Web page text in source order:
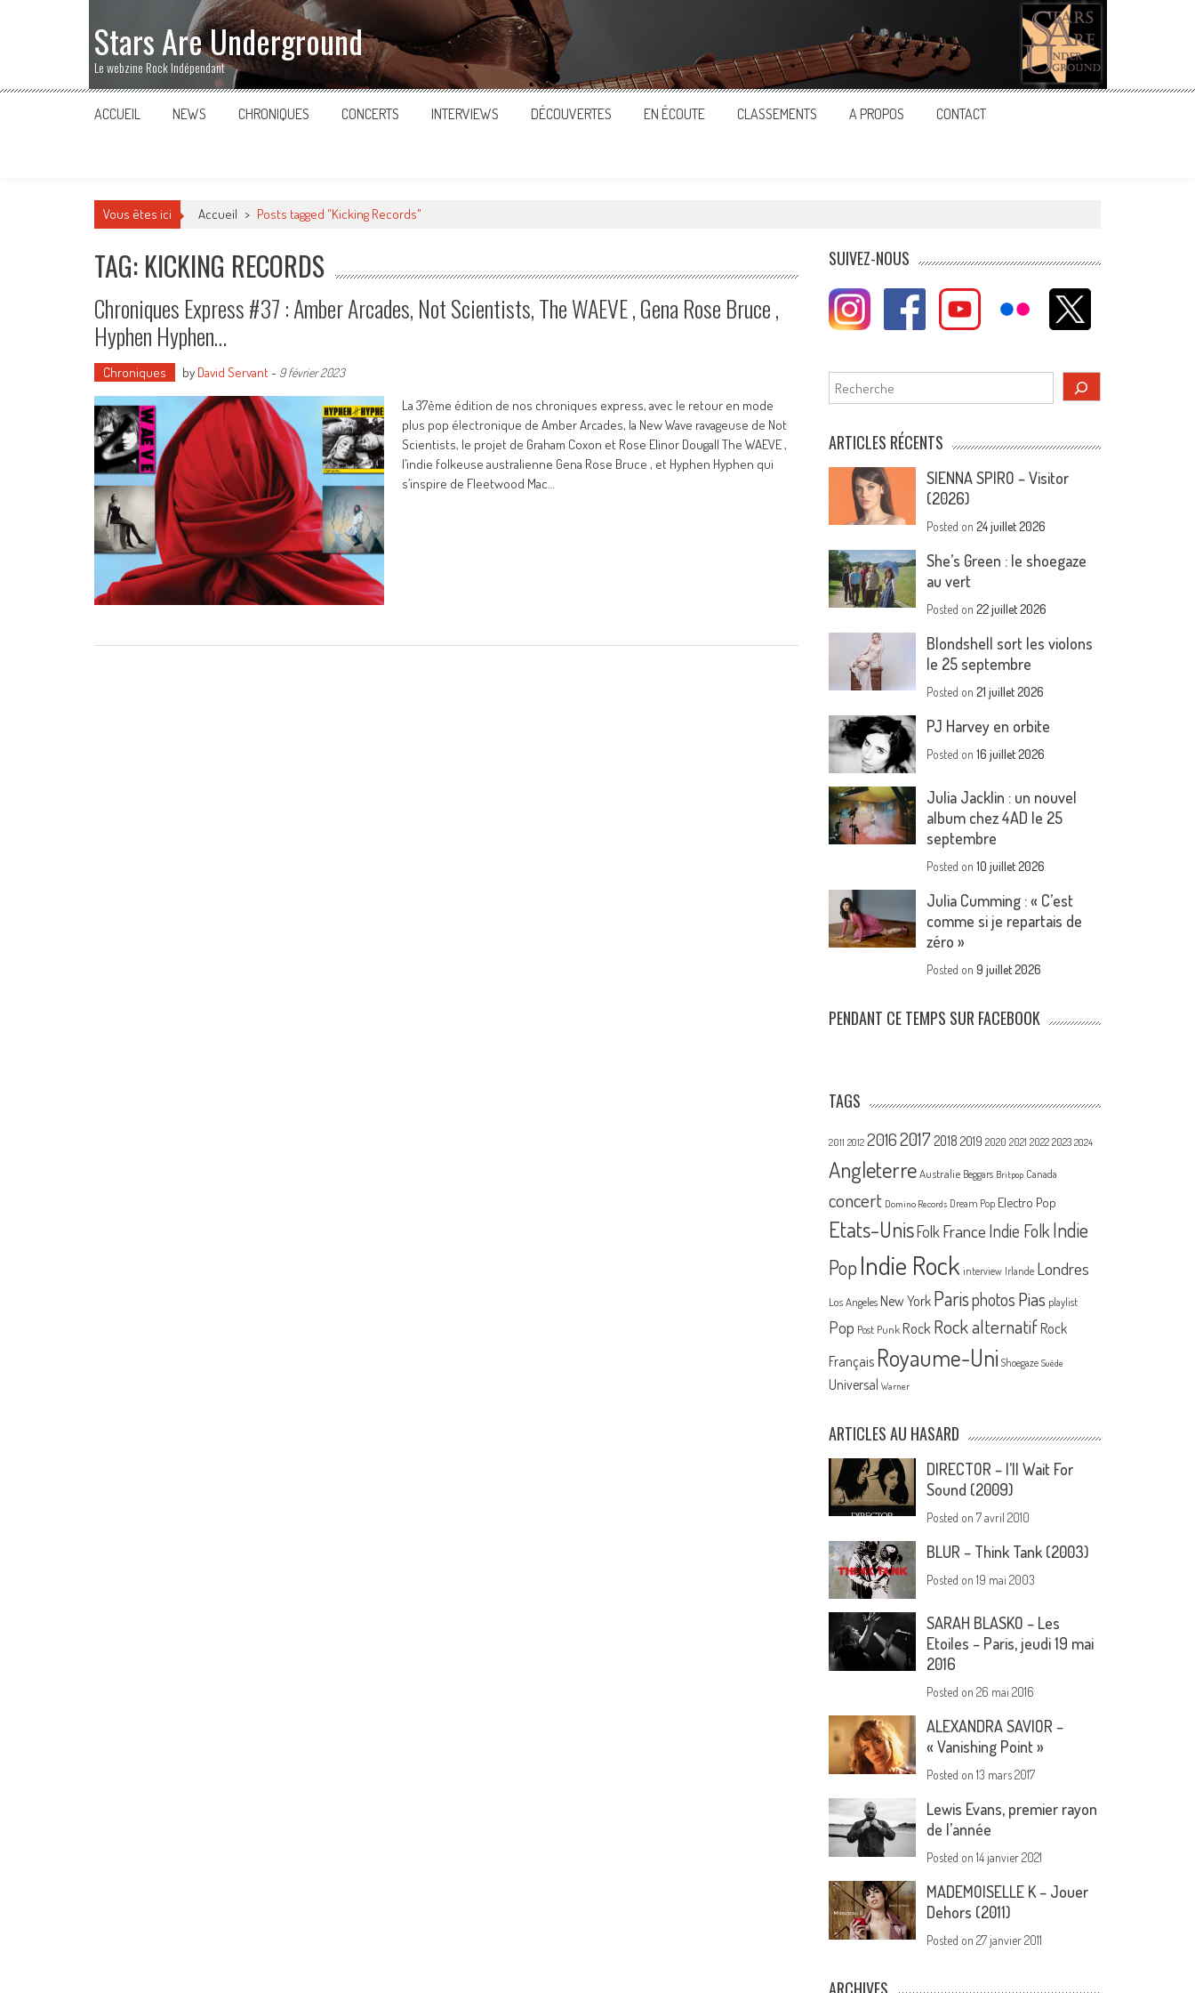
Stars Are Underground
Le webzine Rock Indépendant
ACCUEIL NEWS CHRONIQUES CONCERTS INTERVIEWS DÉCOUVERTES EN ÉCOUTE CLASSEMENTS A PROPOS CONTACT
Vous êtes ici Accueil > Posts tagged "Kicking Records"
TAG: KICKING RECORDS
Chroniques Express #37 : Amber Arcades, Not Scientists, The WAEVE , Gena Rose Bruce ,
Hyphen Hyphen…
Chroniques by David Servant- 9 février 2023
La 37ème édition de nos chroniques express, avec le retour en mode
plus pop électronique de Amber Arcades, la New Wave ravageuse de Not
Scientists, le projet de Graham Coxon et Rose Elinor Dougall The WAEVE ,
l’indie folkeuse australienne Gena Rose Bruce , et Hyphen Hyphen qui
s’inspire de Fleetwood Mac…
SUIVEZ-NOUS
Rechercher
ARTICLES RÉCENTS
SIENNA SPIRO – Visitor
(2026)
Posted on24 juillet 2026
She’s Green : le shoegaze
au vert
Posted on22 juillet 2026
Blondshell sort les violons
le 25 septembre
Posted on21 juillet 2026
PJ Harvey en orbite
Posted on16 juillet 2026
Julia Jacklin : un nouvel
album chez 4AD le 25
septembre
Posted on10 juillet 2026
Julia Cumming : « C’est
comme si je repartais de
zéro »
Posted on9 juillet 2026
PENDANT CE TEMPS SUR FACEBOOK
TAGS
2011 2012 20162017 2018 2019 2020 2021 2022 2023 2024
Angleterre Australie Beggars Britpop Canada
concert Domino Records Dream Pop Electro Pop
Etats-UnisFolk France Indie FolkIndie
PopIndie Rock interview Irlande Londres
Los Angeles New York Parisphotos Pias playlist
Pop Post Punk Rock Rock alternatif Rock
Français Royaume-Uni Shoegaze Suède
Universal Warner
ARTICLES AU HASARD
DIRECTOR – I’ll Wait For
Sound (2009)
Posted on7 avril 2010
BLUR – Think Tank (2003)
Posted on19 mai 2003
SARAH BLASKO – Les
Etoiles – Paris, jeudi 19 mai
2016
Posted on26 mai 2016
ALEXANDRA SAVIOR –
« Vanishing Point »
Posted on13 mars 2017
Lewis Evans, premier rayon
de l’année
Posted on14 janvier 2021
MADEMOISELLE K – Jouer
Dehors (2011)
Posted on27 janvier 2011